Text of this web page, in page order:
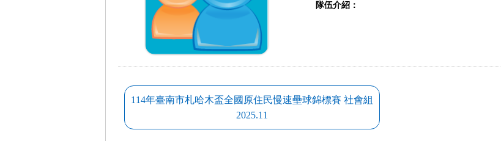
隊伍介紹：
114年臺南市札哈木盃全國原住民慢速壘球錦標賽 社會組
2025.11